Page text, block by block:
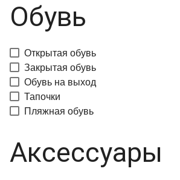
Обувь
Открытая обувь
Закрытая обувь
Обувь на выход
Тапочки
Пляжная обувь
Аксессуары